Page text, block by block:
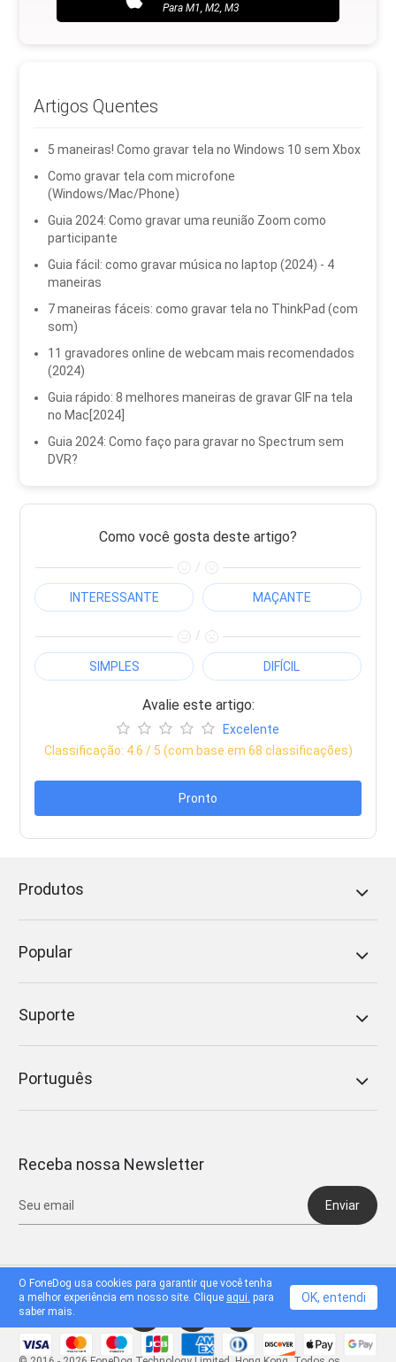
Para M1, M2, M3
Artigos Quentes
5 maneiras! Como gravar tela no Windows 10 sem Xbox
Como gravar tela com microfone
(Windows/Mac/Phone)
Guia 2024: Como gravar uma reunião Zoom como
participante
Guia fácil: como gravar música no laptop (2024) - 4
maneiras
7 maneiras fáceis: como gravar tela no ThinkPad (com
som)
11 gravadores online de webcam mais recomendados
(2024)
Guia rápido: 8 melhores maneiras de gravar GIF na tela
no Mac[2024]
Guia 2024: Como faço para gravar no Spectrum sem
DVR?
Como você gosta deste artigo?
/
INTERESSANTE MAÇANTE
/
SIMPLES DIFÍCIL
Avalie este artigo:
Excelente
Classificação: 4.6 / 5 (com base em 68 classificações)
Pronto
Produtos
Popular
Suporte
Português
Receba nossa Newsletter
Enviar
O FoneDog usa cookies para garantir que você tenha
a melhor experiência em nosso site. Clique aqui. para
saber mais.
OK, entendi